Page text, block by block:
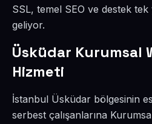
SSL, temel SEO ve destek tek
geliyor.
Üsküdar Kurumsal
Hizmeti
İstanbul Üsküdar bölgesinin
serbest çalışanlarına